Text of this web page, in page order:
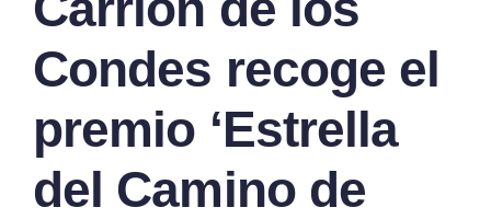
Condes recoge el
premio ‘Estrella
del Camino de